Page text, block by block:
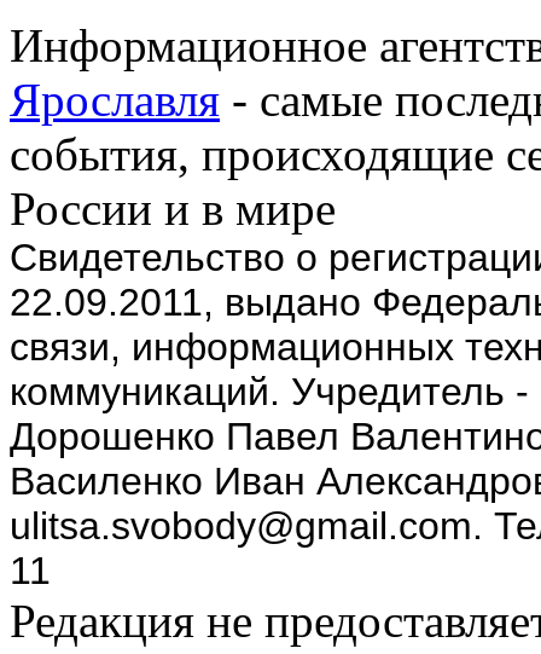
Информационное
Ярославля - самые
события, происходящие
России и в мире
Cвидетельство о
22.09.2011, выдано
связи, информационных
коммуникаций.
Дорошенко Павел
Василенко Иван
ulitsa.svobody@gmail.com.
11
Редакция не